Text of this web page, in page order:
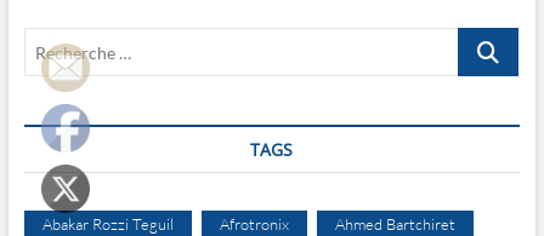
Recherche
TAGS
Abakar Rozzi Teguil Afrotronix Ahmed Bartchiret